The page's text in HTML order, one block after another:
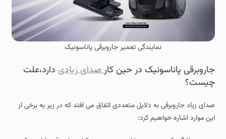
نمایندگی تعمیر جاروبرقی پاناسونیک
جاروبرقی پاناسونیک در حین کارصدای زیادی دارد،علت
چیست؟
صدای زیاد جاروبرقی به دلایل متعددی اتفاق می افتد که در زیر به برخی از
این موارد اشاره خواهیم کرد: